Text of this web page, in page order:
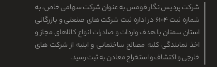
شرکت پردیس نگار قومس به عنوان شرکت سهامی خاص، به
شماره ثبت ۶۱۰۴ در اداره ثبت شرکت های صنعتی و بازرگانی
استان سمنان با هدف واردات و صادرات انواع کالاهای مجاز و
اخذ نمایندگی کلیه مصالح ساختمانی و ابنیه از شرکت های
خارجی و اکتشاف و استخراج معادن به ثبت رسید.